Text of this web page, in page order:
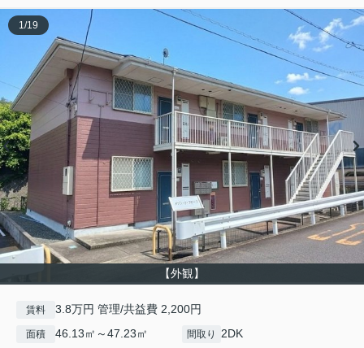
【外観】
1/19
賃料 3.8万円 管理/共益費 2,200円
面積 46.13㎡～47.23㎡ 間取り 2DK